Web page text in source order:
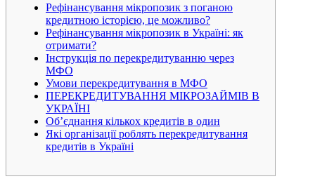
Рефінансування мікропозик з поганою
кредитною історією, це можливо?
Рефінансування мікропозик в Україні: як
отримати?
Інструкція по перекредитуванню через
МФО
Умови перекредитування в МФО
ПЕРЕКРЕДИТУВАННЯ МІКРОЗАЙМІВ В
УКРАЇНІ
Об’єднання кількох кредитів в один
Які організації роблять перекредитування
кредитів в Україні